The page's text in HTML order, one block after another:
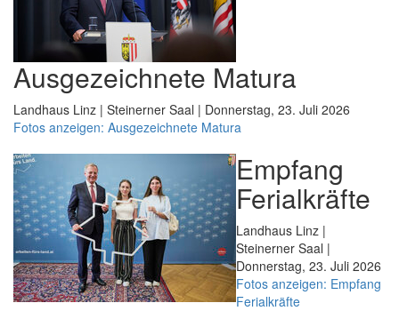
Ausgezeichnete Matura
Landhaus Linz | Steinerner Saal | Donnerstag, 23. Juli 2026
Fotos anzeigen: Ausgezeichnete Matura
Empfang
Ferialkräfte
Landhaus Linz |
Steinerner Saal |
Donnerstag, 23. Juli 2026
Fotos anzeigen: Empfang
Ferialkräfte